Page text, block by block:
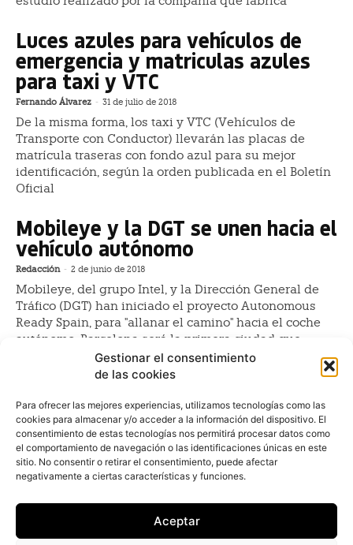
Gestionar el consentimiento
de las cookies
Para ofrecer las mejores experiencias, utilizamos tecnologías como las
cookies para almacenar y/o acceder a la información del dispositivo. El
consentimiento de estas tecnologías nos permitirá procesar datos como
el comportamiento de navegación o las identificaciones únicas en este
sitio. No consentir o retirar el consentimiento, puede afectar
negativamente a ciertas características y funciones.
Aceptar
Luces azules para vehículos de
emergencia y matriculas azules
para taxi y VTC
Fernando Álvarez - 31 de julio de 2018
De la misma forma, los taxi y VTC (Vehículos de
Transporte con Conductor) llevarán las placas de
matrícula traseras con fondo azul para su mejor
identificación, según la orden publicada en el Boletín
Oficial
Mobileye y la DGT se unen hacia el
vehículo autónomo
Redacción - 2 de junio de 2018
Mobileye, del grupo Intel, y la Dirección General de
Tráfico (DGT) han iniciado el proyecto Autonomous
Ready Spain, para "allanar el camino" hacia el coche
autónomo. Barcelona será la primera ciudad que
formará parte del proyecto y recibirá
Ganvam desarrolla un servicio
online para conocer el distintivo
medioambiental de los vehículos
Redacción 30 de enero de 2017
La Asociación Nacional de Vehículos a Motor,
con la Dirección General de Tráfico (DGT) ha
desarrollado una aplicación que permite a